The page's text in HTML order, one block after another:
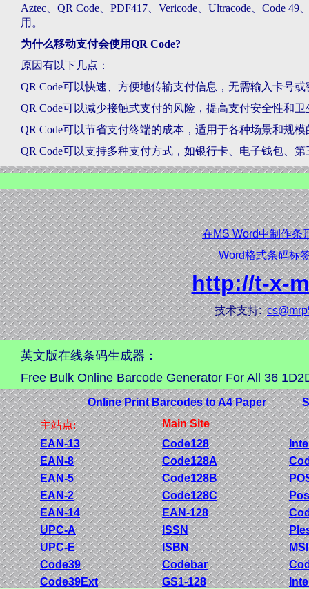
Aztec、QR Code、PDF417、Vericode、Ultracode、Code
用。
为什么移动支付会使用QR Code?
原因有以下几点：
QR Code可以快速、方便地传输支付信息，无需输入卡号或
QR Code可以减少接触式支付的风险，提高支付安全性和卫
QR Code可以节省支付终端的成本，适用于各种场景和规模
QR Code可以支持多种支付方式，如银行卡、电子钱包、
在MS Word中制作条
Word格式条码标
http://t-x-
技术支持:
英文版在线条码生成器：
Free Bulk Online Barcode Generator For All 36
Online Print Barcodes to A4 Paper
主站点:
Main Site
EAN-13
Code128
EAN-8
Code128A
EAN-5
Code128B
EAN-2
Code128C
EAN-14
EAN-128
UPC-A
ISSN
UPC-E
ISBN
Code39
Codebar
Code39Ext
GS1-128